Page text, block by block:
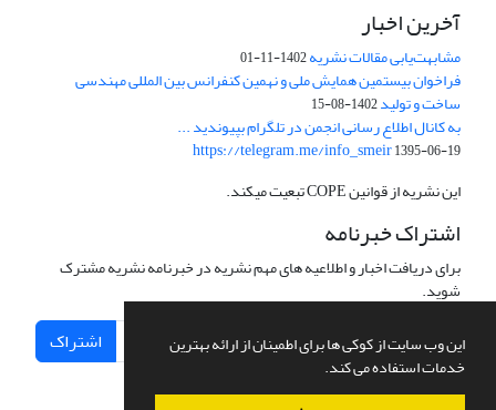
این وب سایت از کوکی ها برای اطمینان از ارائه بهترین
خدمات استفاده می کند.
آخرین اخبار
مشابهت‌یابی مقالات نشریه1402-11-01
فراخوان بیستمین همایش ملی و نهمین کنفرانس بین المللی مهندسی
ساخت و تولید1402-08-15
به کانال اطلاع رسانی انجمن در تلگرام بپیوندید ...
https://telegram.me/info_smeir1395-06-19
این نشریه از قوانین COPE تبعیت میکند.
اشتراک خبرنامه
برای دریافت اخبار و اطلاعیه های مهم نشریه در خبرنامه نشریه مشترک
شوید.
اشتراک